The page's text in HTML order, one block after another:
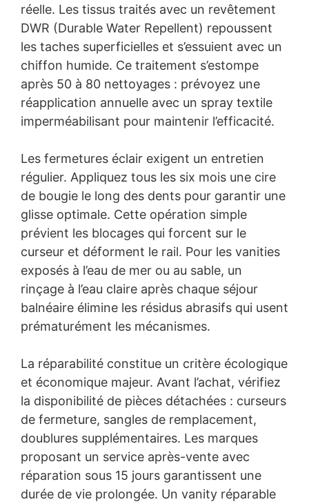
réelle. Les tissus traités avec un revêtement
DWR (Durable Water Repellent) repoussent
les taches superficielles et s’essuient avec un
chiffon humide. Ce traitement s’estompe
après 50 à 80 nettoyages : prévoyez une
réapplication annuelle avec un spray textile
imperméabilisant pour maintenir l’efficacité.
Les fermetures éclair exigent un entretien
régulier. Appliquez tous les six mois une cire
de bougie le long des dents pour garantir une
glisse optimale. Cette opération simple
prévient les blocages qui forcent sur le
curseur et déforment le rail. Pour les vanities
exposés à l’eau de mer ou au sable, un
rinçage à l’eau claire après chaque séjour
balnéaire élimine les résidus abrasifs qui usent
prématurément les mécanismes.
La réparabilité constitue un critère écologique
et économique majeur. Avant l’achat, vérifiez
la disponibilité de pièces détachées : curseurs
de fermeture, sangles de remplacement,
doublures supplémentaires. Les marques
proposant un service après-vente avec
réparation sous 15 jours garantissent une
durée de vie prolongée. Un vanity réparable